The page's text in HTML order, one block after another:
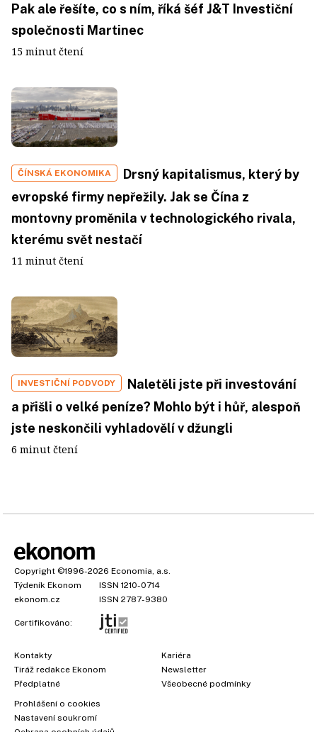
Pak ale řešíte, co s ním, říká šéf J&T Investiční
společnosti Martinec
15 minut čtení
ČÍNSKÁ EKONOMIKA
Drsný kapitalismus, který by
evropské firmy nepřežily. Jak se Čína z
montovny proměnila v technologického rivala,
kterému svět nestačí
11 minut čtení
INVESTIČNÍ PODVODY
Naletěli jste při investování
a přišli o velké peníze? Mohlo být i hůř, alespoň
jste neskončili vyhladovělí v džungli
6 minut čtení
Copyright ©1996-2026 Economia, a.s.
Týdeník Ekonom
ISSN 1210-0714
ekonom.cz
ISSN 2787-9380
Certifikováno:
Kontakty
Tiráž redakce Ekonom
Předplatné
Kariéra
Newsletter
Všeobecné podmínky
Prohlášení o cookies
Nastavení soukromí